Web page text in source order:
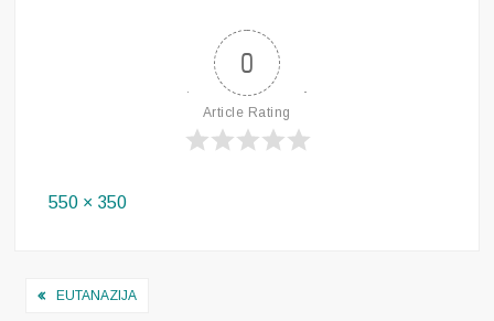
0
Article Rating
Full
550 × 350
Navigacija
EUTANAZIJA